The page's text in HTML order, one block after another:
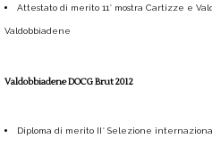
Attestato di merito 11° mostra Cartizze e
Valdobbiadene
Valdobbiadene DOCG Brut 2012
Diploma di merito II° Selezione